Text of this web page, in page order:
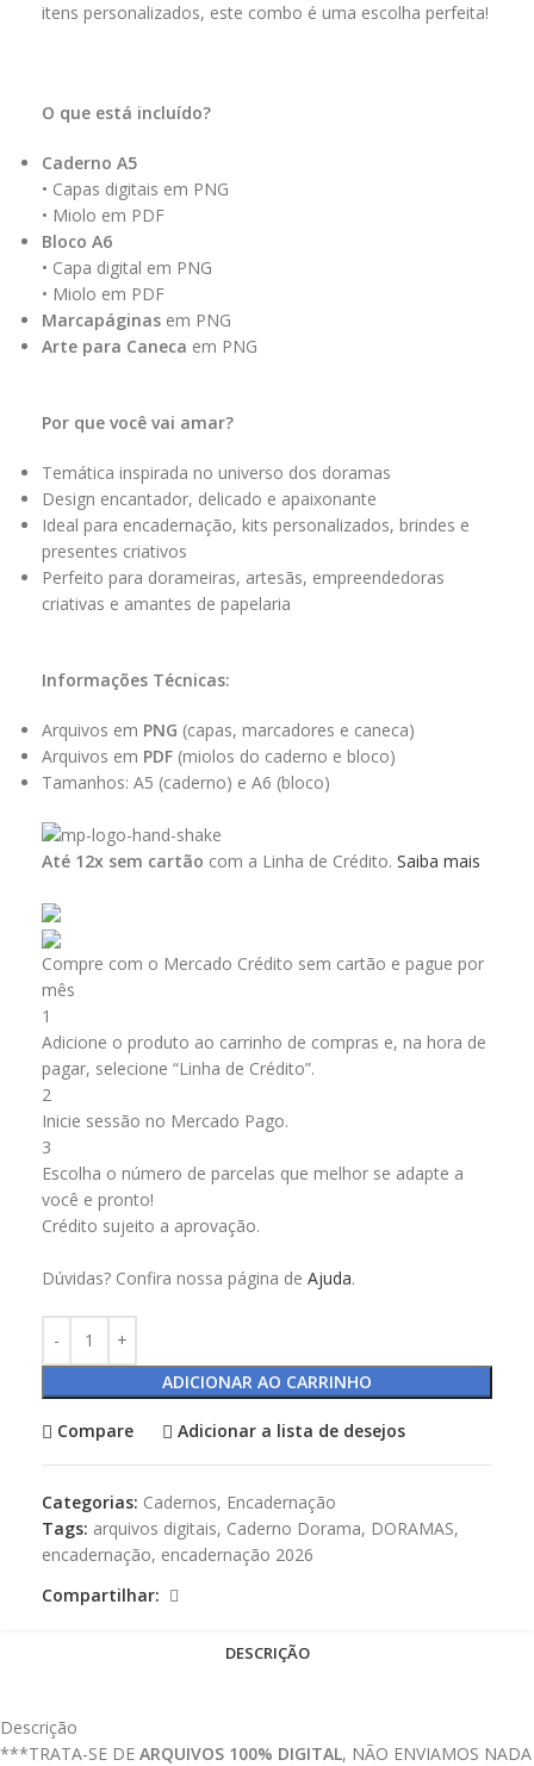
itens personalizados, este combo é uma escolha perfeita!
O que está incluído?
Caderno A5
• Capas digitais em PNG
• Miolo em PDF
Bloco A6
• Capa digital em PNG
• Miolo em PDF
Marcapáginas em PNG
Arte para Caneca em PNG
Por que você vai amar?
Temática inspirada no universo dos doramas
Design encantador, delicado e apaixonante
Ideal para encadernação, kits personalizados, brindes e
presentes criativos
Perfeito para dorameiras, artesãs, empreendedoras
criativas e amantes de papelaria
Informações Técnicas:
Arquivos em PNG (capas, marcadores e caneca)
Arquivos em PDF (miolos do caderno e bloco)
Tamanhos: A5 (caderno) e A6 (bloco)
Até 12x sem cartão com a Linha de Crédito. Saiba mais
Compre com o Mercado Crédito sem cartão e pague por
mês
1
Adicione o produto ao carrinho de compras e, na hora de
pagar, selecione “Linha de Crédito”.
2
Inicie sessão no Mercado Pago.
3
Escolha o número de parcelas que melhor se adapte a
você e pronto!
Crédito sujeito a aprovação.
Dúvidas? Confira nossa página de Ajuda.
ADICIONAR AO CARRINHO
Compare Adicionar a lista de desejos
Categorias: Cadernos, Encadernação
Tags: arquivos digitais, Caderno Dorama, DORAMAS,
encadernação, encadernação 2026
Compartilhar:
DESCRIÇÃO
Descrição
***TRATA-SE DE ARQUIVOS 100% DIGITAL, NÃO ENVIAMOS NADA